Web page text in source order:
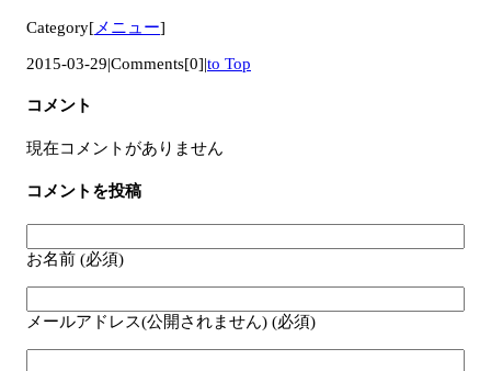
Category[ メニュー]
2015-03-29|Comments[0]|to Top
コメント
現在コメントがありません
コメントを投稿
お名前 (必須)
メールアドレス(公開されません) (必須)